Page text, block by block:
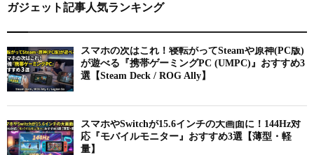
ガジェット記事人気ランキング
スマホの次はこれ！寝転がってSteamや原神(PC版)
が遊べる『携帯ゲーミングPC (UMPC)』おすすめ3
選【Steam Deck / ROG Ally】
スマホやSwitchが15.6インチの大画面に！144Hz対
応『モバイルモニター』おすすめ3選【薄型・軽
量】